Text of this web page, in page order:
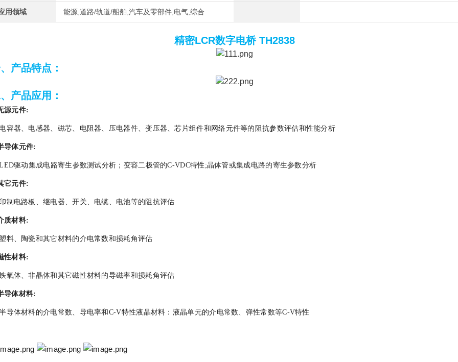
用领域 能源,道路/轨道/船舶,汽车及零部件,电气,综合
精密LCR数字电桥 TH2838
产品特点：
产品应用：
源元件:
容器、电感器、磁芯、电阻器、压电器件、变压器、芯片组件和网络元件等的阻抗参数评估和性能分析
导体元件:
驱动集成电路寄生参数测试分析；变容二极管的C-VDC特性;晶体管或集成电路的寄生参数分析
它元件:
制电路板、继电器、开关、电缆、电池等的阻抗评估
质材料:
料、陶瓷和其它材料的介电常数和损耗角评估
性材料:
氧体、非晶体和其它磁性材料的导磁率和损耗角评估
导体材料:
导体材料的介电常数、导电率和C-V特性液晶材料：液晶单元的介电常数、弹性常数等C-V特性